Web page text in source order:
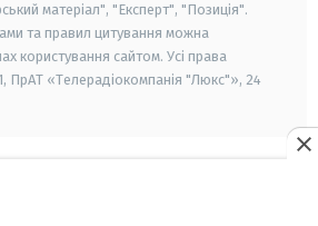
матеріал", "Експерт", "Позиція".
та правил цитування можна
користування сайтом. Усі права
ПрАТ «Телерадіокомпанія "Люкс"», 24